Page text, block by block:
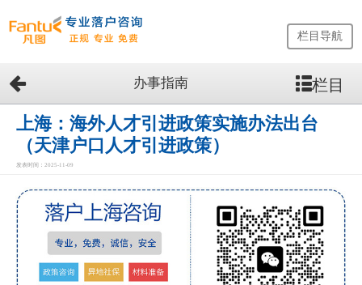
网
站
首
页
留
生
栏目导航
办事指南 栏目
上海：海外人才引进政策实施办法出台
（天津户口人才引进政策）
发表时间：2025-11-09